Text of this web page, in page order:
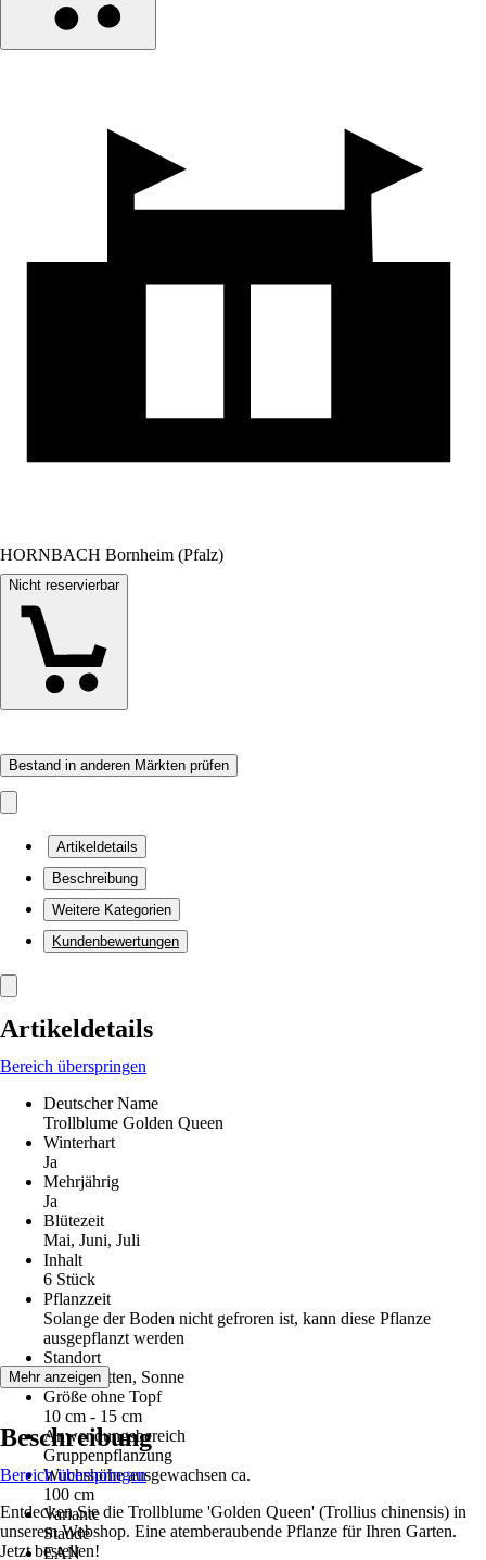
HORNBACH Bornheim (Pfalz)
Nicht reservierbar
Bestand in anderen Märkten prüfen
Artikeldetails
Beschreibung
Weitere Kategorien
Kundenbewertungen
Artikeldetails
Bereich überspringen
Deutscher Name
Trollblume Golden Queen
Winterhart
Ja
Mehrjährig
Ja
Blütezeit
Mai, Juni, Juli
Inhalt
6 Stück
Pflanzzeit
Solange der Boden nicht gefroren ist, kann diese Pflanze
ausgepflanzt werden
Standort
Halbschatten, Sonne
Größe ohne Topf
10 cm - 15 cm
Anwendungsbereich
Gruppenpflanzung
Wuchshöhe ausgewachsen ca.
100 cm
Variante
Staude
EAN
Mehr anzeigen
Beschreibung
Bereich überspringen
Entdecken Sie die Trollblume 'Golden Queen' (Trollius chinensis) in
unserem Webshop. Eine atemberaubende Pflanze für Ihren Garten.
Jetzt bestellen!